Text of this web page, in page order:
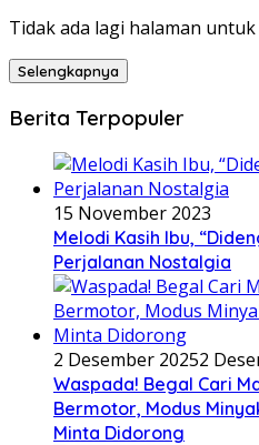
Tidak ada lagi halaman
Selengkapnya
Berita Terpopuler
15 November 2023
Melodi Kasih Ibu,
Perjalanan Nostalgia
2 Desember 20252
Waspada! Begal Cari
Bermotor, Modus
Minta Didorong